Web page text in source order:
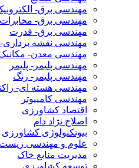
مهندسی برق-
مهندسی برق- مخابرات
مهندسی برق- قدرت
مهندسی نقشه
مهندسی معدن-
مهندسی پلیمر- پلیمر
مهندسی پلیمر- رنگ
مهندسی هسته ای-
مهندسی کامپیوتر
اقتصاد کشاورزی
اصلاح نژاد دام
بیوتکنولوژی کشاورزی
علوم و مهندسی زیست
مدیریت منابع خاک